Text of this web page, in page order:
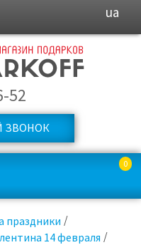
ua
52
ЗВОНОК
0
праздники
14 февраля